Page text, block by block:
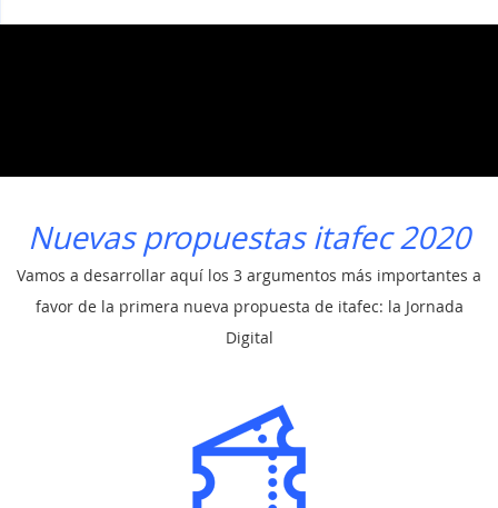
Nuevas propuestas itafec 2020
Vamos a desarrollar aquí los 3 argumentos más importantes a
favor de la primera nueva propuesta de itafec: la Jornada
Digital